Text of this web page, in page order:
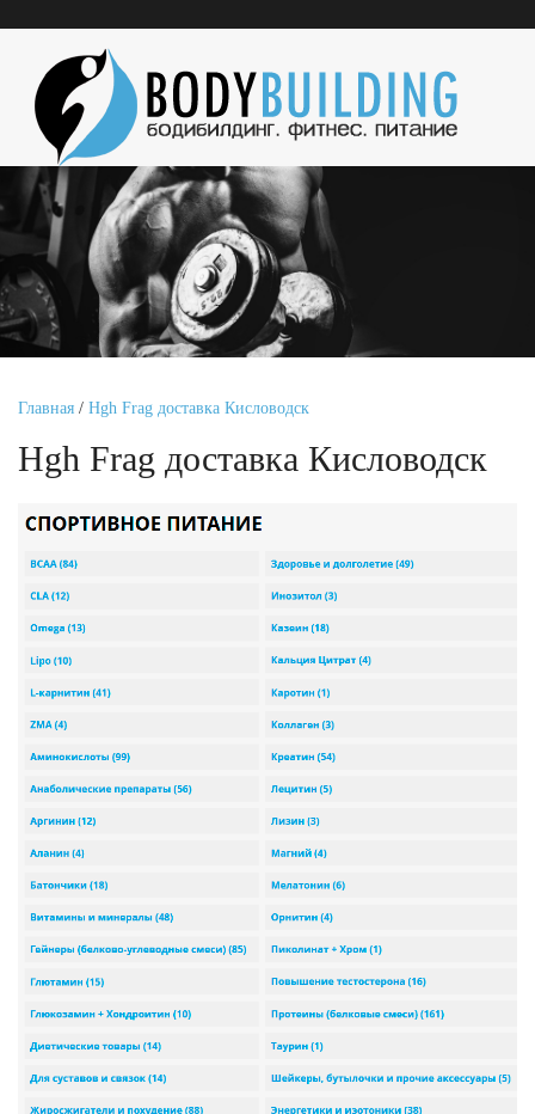
Главная / Hgh Frag доставка Кисловодск
Hgh Frag доставка Кисловодск